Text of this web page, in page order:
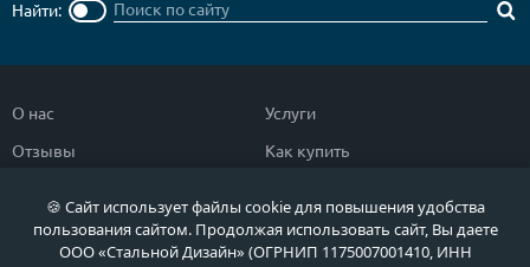
Найти:
О нас
Отзывы
Новости
Услуги
Как купить
Фото продукции
🍪 Сайт использует файлы cookie для повышения удобства
пользования сайтом. Продолжая использовать сайт, Вы даете
ООО «Стальной Дизайн» (ОГРНИП 1175007001410, ИНН